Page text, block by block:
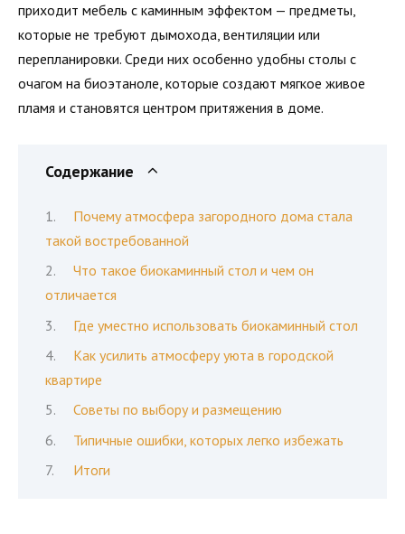
приходит мебель с каминным эффектом — предметы,
которые не требуют дымохода, вентиляции или
перепланировки. Среди них особенно удобны столы с
очагом на биоэтаноле, которые создают мягкое живое
пламя и становятся центром притяжения в доме.
Содержание
Почему атмосфера загородного дома стала
такой востребованной
Что такое биокаминный стол и чем он
отличается
Где уместно использовать биокаминный стол
Как усилить атмосферу уюта в городской
квартире
Советы по выбору и размещению
Типичные ошибки, которых легко избежать
Итоги